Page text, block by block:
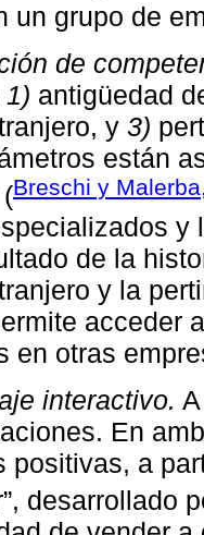
un grupo de
de
1) antigüedad
y 3)
están
Breschi y
y
de la
y la
acceder
en otras
interactivo.
En
positivas, a
desarrollado